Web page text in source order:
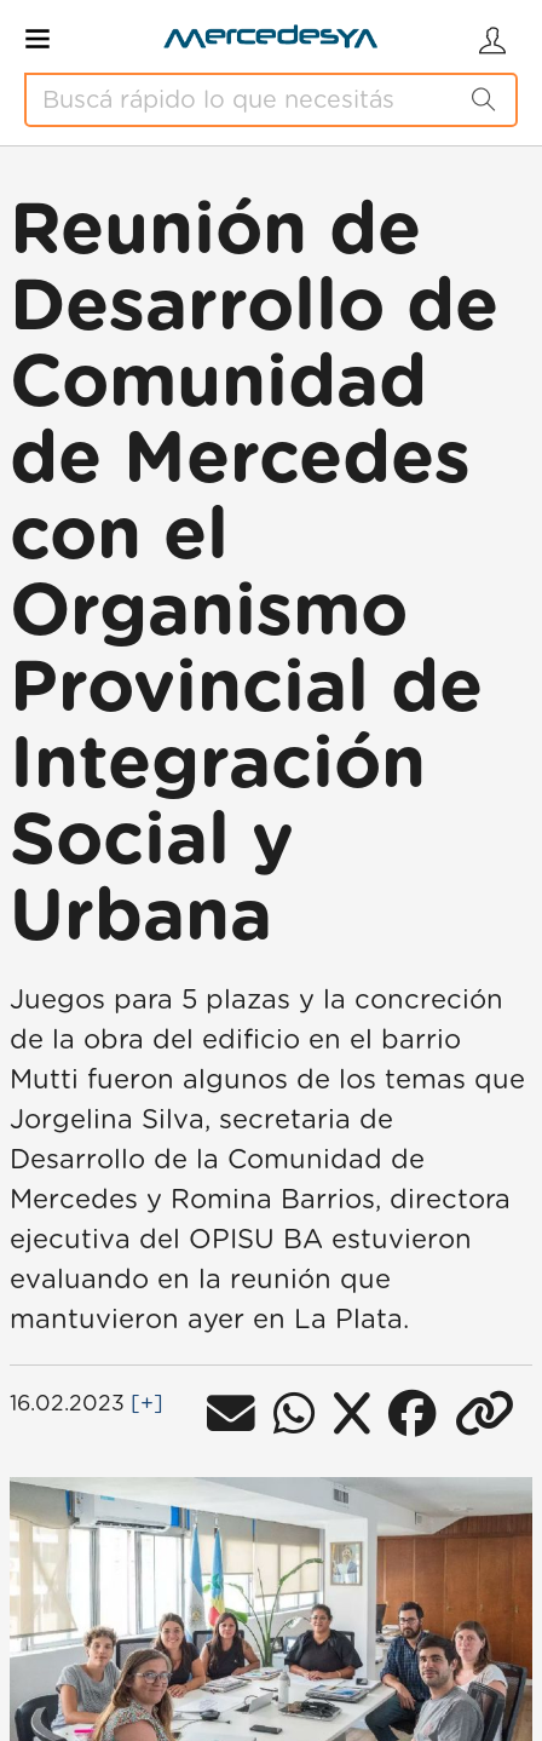
Reunión de
Desarrollo de
Comunidad
de Mercedes
con el
Organismo
Provincial de
Integración
Social y
Urbana
Juegos para 5 plazas y la concreción
de la obra del edificio en el barrio
Mutti fueron algunos de los temas que
Jorgelina Silva, secretaria de
Desarrollo de la Comunidad de
Mercedes y Romina Barrios, directora
ejecutiva del OPISU BA estuvieron
evaluando en la reunión que
mantuvieron ayer en La Plata.
16.02.2023 [+]